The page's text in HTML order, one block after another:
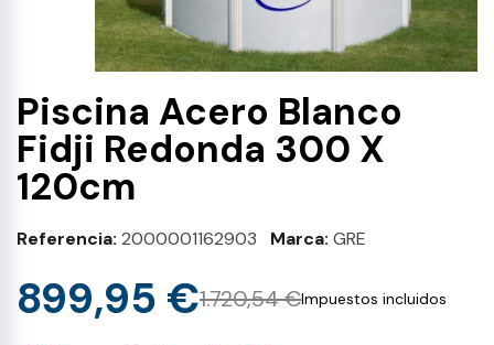
Piscina Acero Blanco
Fidji Redonda 300 X
120cm
Referencia 2000001162903 Marca GRE
1.720,54 €
899,95 € Impuestos incluidos